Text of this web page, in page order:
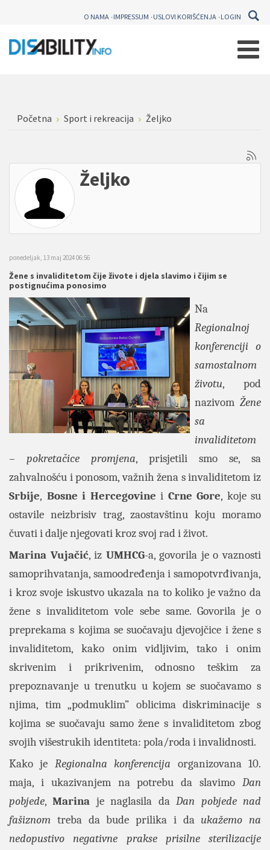
O NAMA IMPRESSUM USLOVI KORIŠĆENJA LOGIN
Početna Sport i rekreacija Željko
Željko
ponedeljak, 13 maj 2024 06:56
Žene s invaliditetom čije živote i djela slavimo i čijim se
postignućima ponosimo
Na
Regionalnoj
konferenciji o
samostalnom
životu, pod
nazivom Žene
sa
invaliditetom
– pokretačice promjena, prisjetili smo se, sa
zahvalnošću i ponosom, važnih žena s invaliditetom iz
Srbije, Bosne i Hercegovine i Crne Gore, koje su
ostavile neizbrisiv trag, zaostavštinu koju moramo
čuvati i dalje njegovati kroz svoj rad i život.
Marina Vujačić, iz UMHCG-a, govorila je o vaznosti
samoprihvatanja, samoodređenja i samopotvrđivanja,
i kroz svoje iskustvo ukazala na to koliko je važno da
žene s invaliditetom vole sebe same. Govorila je o
preprekama s kojima se suočavaju djevojčice i žene s
invaliditetom, kako onim vidljivim, tako i onim
skrivenim i prikrivenim, odnosno teškim za
prepoznavanje u trenutku u kojem se suočavamo s
njima, tim „podmuklim” oblicima diskriminacije s
kojima se suočavaju samo žene s invaliditetom zbog
svojih višestrukih identiteta: pola/roda i invalidnosti.
Kako je Regionalna konferencija organizovana 10.
maja, i ukazivanjem na potrebu da slavimo Dan
pobjede,Marina je naglasila daDan pobjede nad
fašiznom treba da bude prilika i daukažemo na
nedopustivo negativne prakse prisilne sterilizacije